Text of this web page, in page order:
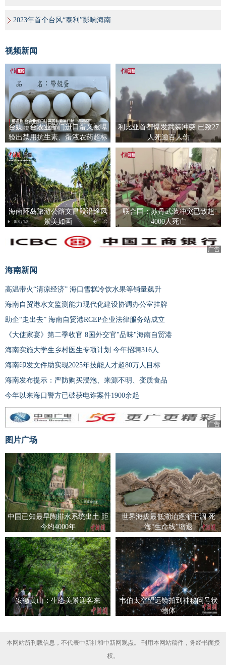
2023年首个台风“泰利”影响海南
视频新闻
台媒：台农业部门进口蛋又被曝
验出禁用抗生素、蛋液农药超标
利比亚首都爆发武装冲突 已致27
人死逾百人伤
海南环岛旅游公路文昌段沿途风
景美如画
联合国：苏丹武装冲突已致超
4000人死亡
广告
海南新闻
高温带火“清凉经济” 海口雪糕冷饮水果等销量飙升
海南自贸港水文监测能力现代化建设协调办公室挂牌
助企“走出去” 海南自贸港RCEP企业法律服务站成立
《大使家宴》第二季收官 8国外交官"品味"海南自贸港
海南实施大学生乡村医生专项计划 今年招聘316人
海南印发文件助实现2025年技能人才超80万人目标
海南发布提示：严防购买浸泡、来源不明、变质食品
今年以来海口警方已破获电诈案件1900余起
广告
图片广场
中国已知最早陶排水系统出土 距
今约4000年
世界海拔最低湖泊逐渐干涸 死
海“生命线”缩退
安徽黄山：生态美景迎客来
韦伯太空望远镜拍到神秘问号状
物体
本网站所刊载信息，不代表中新社和中新网观点。 刊用本网站稿件，务经书面授
权。